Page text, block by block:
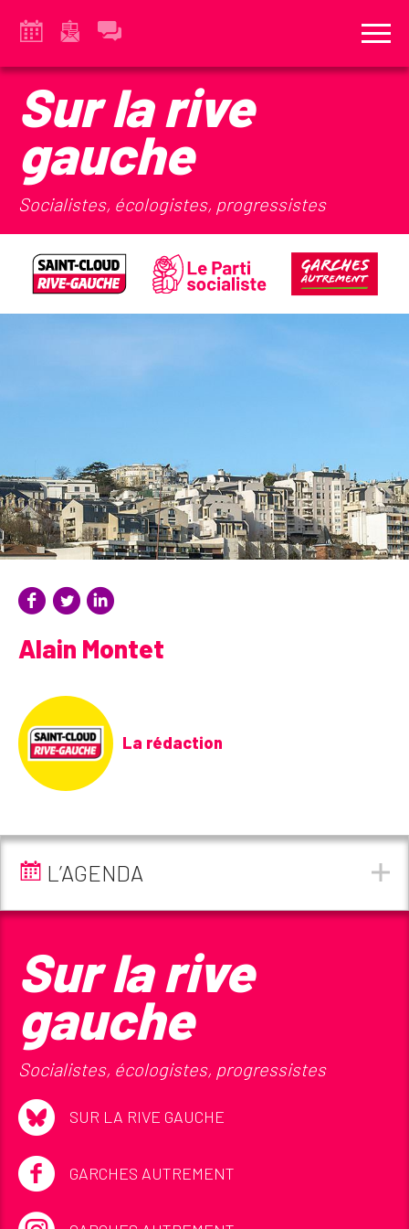
Sur la rive
gauche
Socialistes, écologistes, progressistes
Alain Montet
La rédaction
L’AGENDA
Sur la rive
gauche
Socialistes, écologistes, progressistes
SUR LA RIVE GAUCHE
GARCHES AUTREMENT